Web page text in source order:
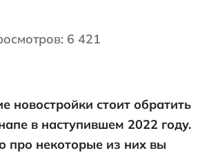
6 421
новостройки стоит обратить
в наступившем 2022 году.
про некоторые из них вы